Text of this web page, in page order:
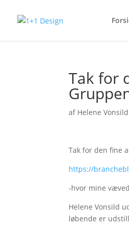
Tak for
af Helene Vonsild
Tak for den fine
https://
-hvor mine
Helene Vonsild
løbende er